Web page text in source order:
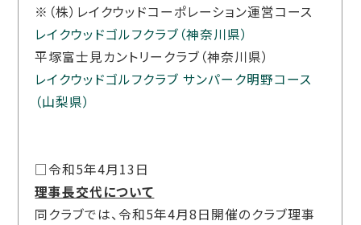
※（株）レイクウッドコーポレーション運営コース
レイクウッドゴルフクラブ（神奈川県）
平塚富士見カントリークラブ（神奈川県）
レイクウッドゴルフクラブ サンパーク明野コース
（山梨県）
□令和5年4月13日
理事長交代について
同クラブでは、令和5年4月8日開催のクラブ理事